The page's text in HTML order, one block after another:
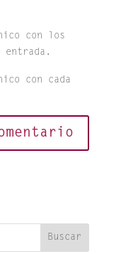
con los
entrada.
con cada
Buscar